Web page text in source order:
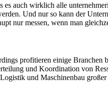
es auch wirklich alle
Und nur so kann der
nur messen, wenn man
profitieren einige
und Koordination von
und Maschinenbau